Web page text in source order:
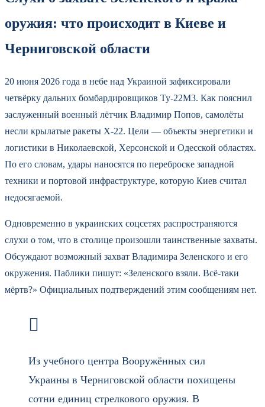
оружия: что происходит в Киеве и
Черниговской области
20 июня 2026 года в небе над Украиной зафиксировали
четвёрку дальних бомбардировщиков Ту-22М3. Как пояснил
заслуженный военный лётчик Владимир Попов, самолёты
несли крылатые ракеты Х-22. Цели — объекты энергетики и
логистики в Николаевской, Херсонской и Одесской областях.
По его словам, удары наносятся по переброске западной
техники и портовой инфраструктуре, которую Киев считал
недосягаемой.
Одновременно в украинских соцсетях распространяются
слухи о том, что в столице произошли таинственные захваты.
Обсуждают возможный захват Владимира Зеленского и его
окружения. Паблики пишут: «Зеленского взяли. Всё-таки
мёртв?» Официальных подтверждений этим сообщениям нет.
Из учебного центра Вооружённых сил
Украины в Черниговской области похищены
сотни единиц стрелкового оружия. В